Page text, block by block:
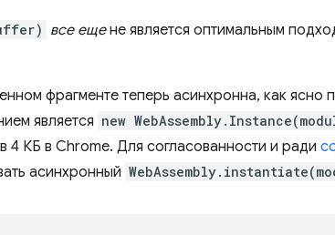
все ещене является оптимальным
фрагменте теперь асинхронна, как ясно
является new
4 КБ в Chrome. Для согласованности и ради
асинхронный